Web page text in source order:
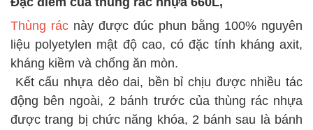
Thùng rác này được đúc phun bằng 100% nguyên
liệu polyetylen mật độ cao, có đặc tính kháng axit,
kháng kiềm và chống ăn mòn.
Kết cấu nhựa dẻo dai, bền bỉ chịu được nhiều tác
động bên ngoài, 2 bánh trước của thùng rác nhựa
được trang bị chức năng khóa, 2 bánh sau là bánh